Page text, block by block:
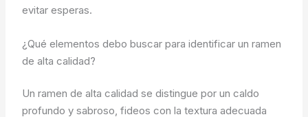
evitar esperas.
¿Qué elementos debo buscar para identificar un ramen
de alta calidad?
Un ramen de alta calidad se distingue por un caldo
profundo y sabroso, fideos con la textura adecuada